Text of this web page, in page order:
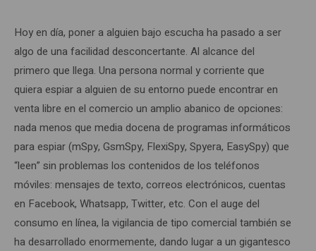
Hoy en día, poner a alguien bajo escucha ha pasado a ser
algo de una facilidad desconcertante. Al alcance del
primero que llega. Una persona normal y corriente que
quiera espiar a alguien de su entorno puede encontrar en
venta libre en el comercio un amplio abanico de opciones:
nada menos que media docena de programas informáticos
para espiar (mSpy, GsmSpy, FlexiSpy, Spyera, EasySpy) que
“leen” sin problemas los contenidos de los teléfonos
móviles: mensajes de texto, correos electrónicos, cuentas
en Facebook, Whatsapp, Twitter, etc. Con el auge del
consumo en línea, la vigilancia de tipo comercial también se
ha desarrollado enormemente, dando lugar a un gigantesco